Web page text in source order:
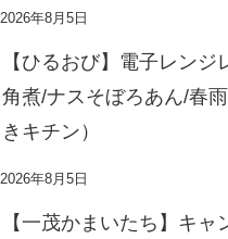
2026年8月5日
【ひるおび】電子レンジ
角煮/ナスそぼろあん/春
きキチン）
2026年8月5日
【一茂かまいたち】キャ